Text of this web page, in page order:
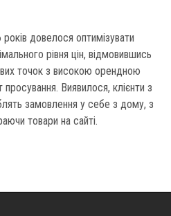
довелося оптимізувати
рівня цін, відмовившись
точок з високою орендною
Виявилося, клієнти з
замовлення у себе з дому, з
товари на сайті.